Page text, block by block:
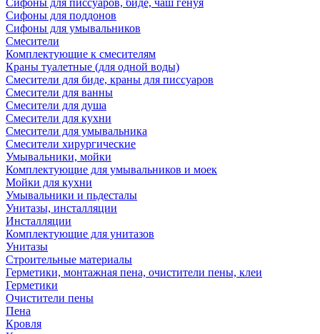
Сифоны для писсуаров, биде, чаш генуя
Сифоны для поддонов
Сифоны для умывальников
Смесители
Комплектующие к смесителям
Краны туалетные (для одной воды)
Смесители для биде, краны для писсуаров
Смесители для ванны
Смесители для душа
Смесители для кухни
Смесители для умывальника
Смесители хирургические
Умывальники, мойки
Комплектующие для умывальников и моек
Мойки для кухни
Умывальники и пьдесталы
Унитазы, инсталляции
Инсталляции
Комплектующие для унитазов
Унитазы
Строительные материалы
Герметики, монтажная пена, очистители пены, клеи
Герметики
Очистители пены
Пена
Кровля